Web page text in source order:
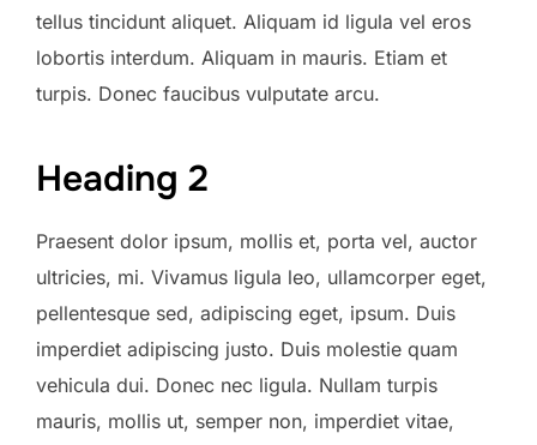
tellus tincidunt aliquet. Aliquam id ligula vel eros
lobortis interdum. Aliquam in mauris. Etiam et
turpis. Donec faucibus vulputate arcu.
Heading 2
Praesent dolor ipsum, mollis et, porta vel, auctor
ultricies, mi. Vivamus ligula leo, ullamcorper eget,
pellentesque sed, adipiscing eget, ipsum. Duis
imperdiet adipiscing justo. Duis molestie quam
vehicula dui. Donec nec ligula. Nullam turpis
mauris, mollis ut, semper non, imperdiet vitae,